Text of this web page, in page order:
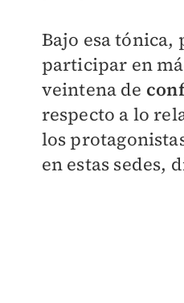
Bajo esa tónica,
participar en
veintena de
respecto a lo
los
en estas sedes,